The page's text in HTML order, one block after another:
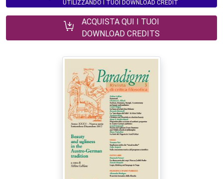
UTILIZZANDO I TUOI DOWNLOAD CREDIT
ACQUISTA QUI I TUOI
DOWNLOAD CREDITS